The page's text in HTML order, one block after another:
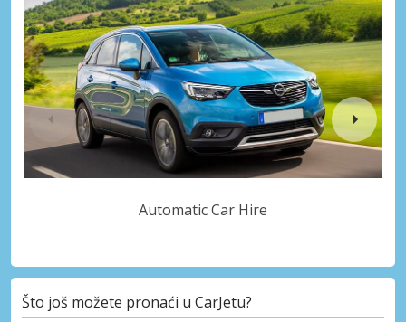
Automatic Car Hire
Što još možete pronaći u CarJetu?